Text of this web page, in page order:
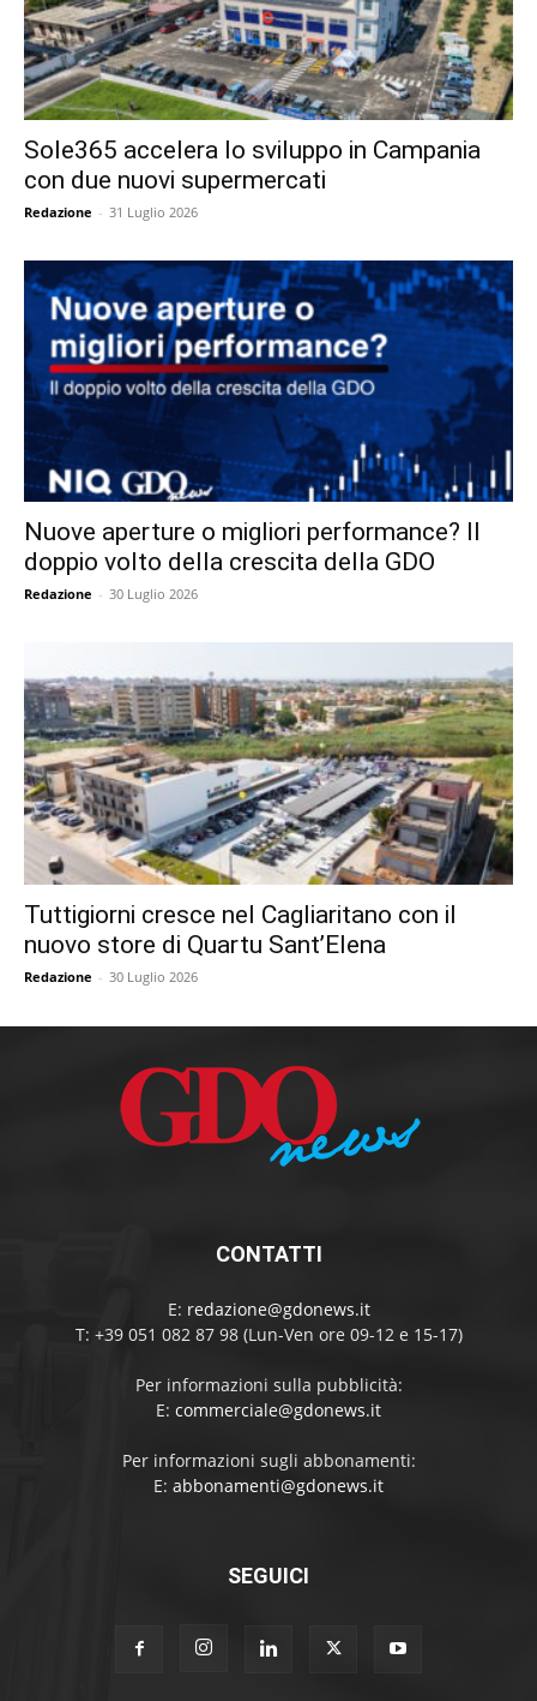
Sole365 accelera lo sviluppo in Campania
con due nuovi supermercati
Redazione - 31 Luglio 2026
Nuove aperture o migliori performance? Il
doppio volto della crescita della GDO
Redazione - 30 Luglio 2026
Tuttigiorni cresce nel Cagliaritano con il
nuovo store di Quartu Sant’Elena
Redazione - 30 Luglio 2026
CONTATTI
E: redazione@gdonews.it
T: +39 051 082 87 98 (Lun-Ven ore 09-12 e 15-17)
Per informazioni sulla pubblicità:
E: commerciale@gdonews.it
Per informazioni sugli abbonamenti:
E: abbonamenti@gdonews.it
SEGUICI